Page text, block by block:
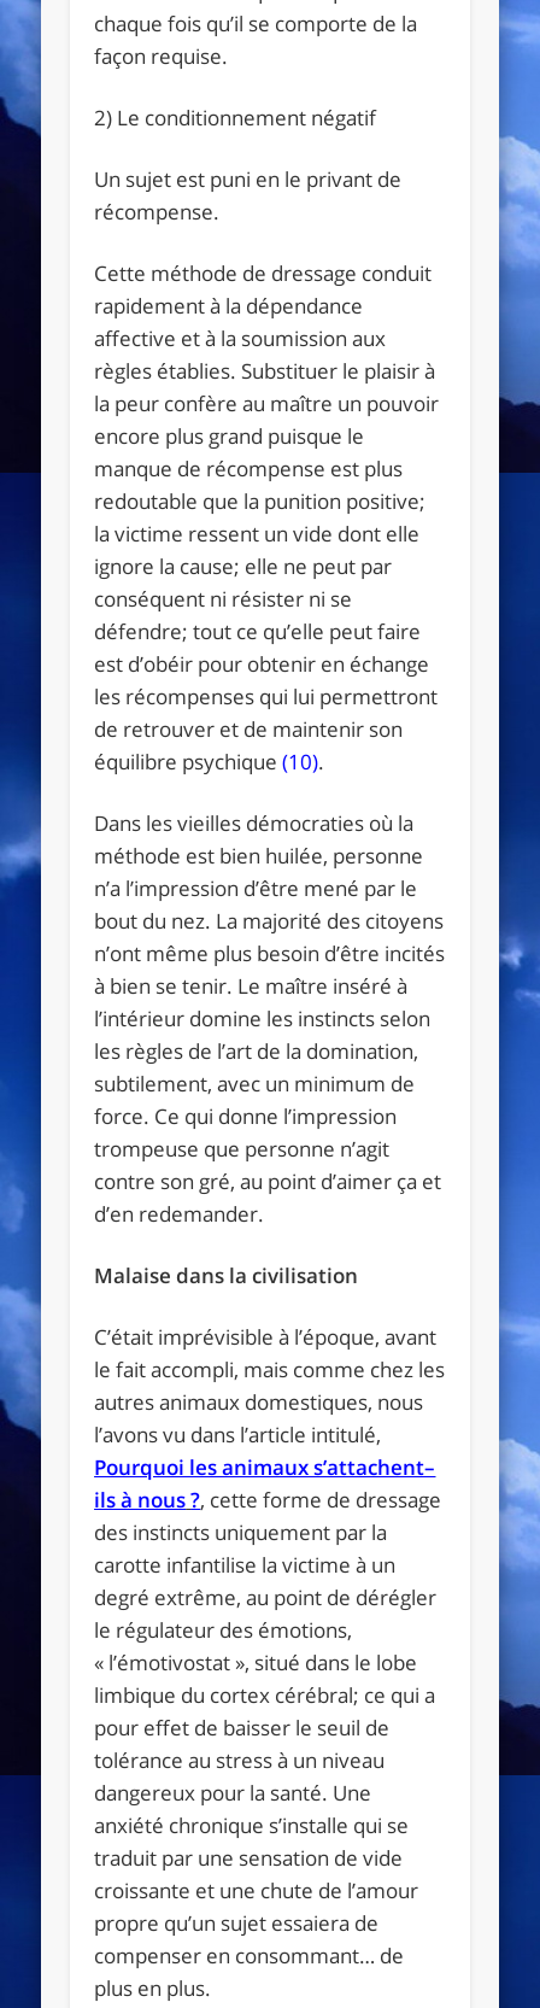
chaque fois qu’il se comporte de la
façon requise.
2) Le conditionnement négatif
Un sujet est puni en le privant de
récompense.
Cette méthode de dressage conduit
rapidement à la dépendance
affective et à la soumission aux
règles établies. Substituer le plaisir à
la peur confère au maître un pouvoir
encore plus grand puisque le
manque de récompense est plus
redoutable que la punition positive;
la victime ressent un vide dont elle
ignore la cause; elle ne peut par
conséquent ni résister ni se
défendre; tout ce qu’elle peut faire
est d’obéir pour obtenir en échange
les récompenses qui lui permettront
de retrouver et de maintenir son
équilibre psychique(10).
Dans les vieilles démocraties où la
méthode est bien huilée, personne
n’a l’impression d’être mené par le
bout du nez. La majorité des citoyens
n’ont même plus besoin d’être incités
à bien se tenir. Le maître inséré à
l’intérieur domine les instincts selon
les règles de l’art de la domination,
subtilement, avec un minimum de
force. Ce qui donne l’impression
trompeuse que personne n’agit
contre son gré, au point d’aimer ça et
d’en redemander.
Malaise dans la civilisation
C’était imprévisible à l’époque, avant
le fait accompli, mais comme chez les
autres animaux domestiques, nous
l’avons vu dans l’article intitulé,
Pourquoi les animaux s’attachent–
ils à nous?, cette forme de dressage
des instincts uniquement par la
carotte infantilise la victime à un
degré extrême, au point de dérégler
le régulateur des émotions,
« l’émotivostat », situé dans le lobe
limbique du cortex cérébral; ce qui a
pour effet de baisser le seuil de
tolérance au stress à un niveau
dangereux pour la santé. Une
anxiété chronique s’installe qui se
traduit par une sensation de vide
croissante et une chute de l’amour
propre qu’un sujet essaiera de
compenser en consommant… de
plus en plus.